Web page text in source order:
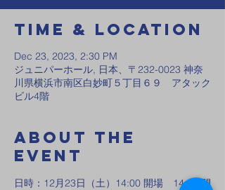
Time & Location
Dec 23, 2023, 2:30 PM
ジュニパーホール, 日本、〒232-0023 神奈
川県横浜市南区白妙町５丁目６９ アタック
ビル4階
About the
event
日時：12月23日（土）14:00 開場　14:30 開